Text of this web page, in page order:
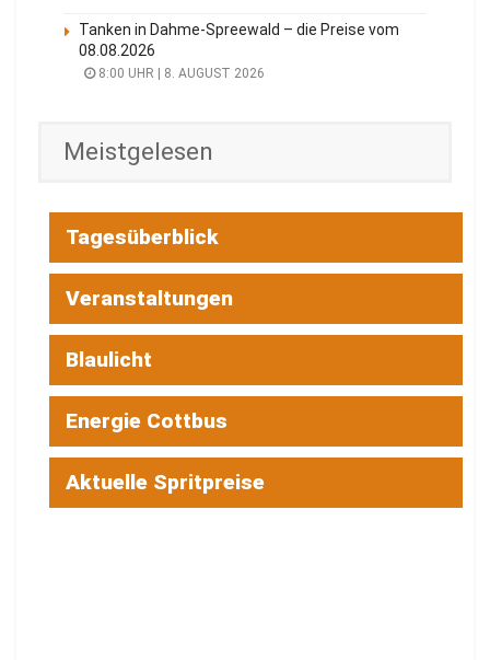
Tanken in Dahme-Spreewald – die Preise vom
08.08.2026
8:00 UHR | 8. AUGUST 2026
Meistgelesen
Tagesüberblick
Veranstaltungen
Blaulicht
Energie Cottbus
Aktuelle Spritpreise